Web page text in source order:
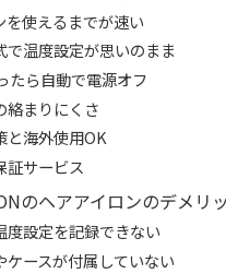
を使えるまでが速い
で温度設定が思いのまま
たら自動で電源オフ
絡まりにくさ
と海外使用OK
証サービス
のヘアアイロンのデメリ
度設定を記録できない
ケースが付属していない